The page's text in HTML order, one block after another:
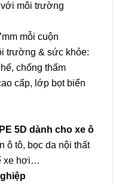
môi trường
mỗi cuộn
trường & sức khỏe:
chống thấm
cấp, lớp bọt biển
5D dành cho xe ô
ô tô, bọc da nội thất
xe hơi…